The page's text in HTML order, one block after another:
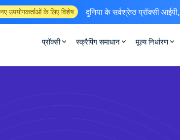
नए उपयोगकर्ताओं के लिए विशेष दुनिया के सर्वश्रेष्ठ प्रॉक्सी आईपी,
प्रॉक्सी स्क्रैपिंग समाधान मूल्य निर्धारण